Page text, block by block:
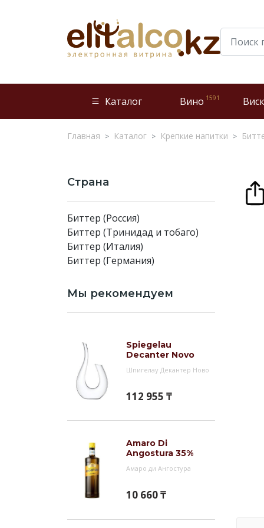
Каталог Вино 1591
Главная Каталог Крепкие напитки
Страна
Биттер (Россия)
Биттер (Тринидад и тобаго)
Биттер (Италия)
Биттер (Германия)
Мы рекомендуем
Spiegelau
Decanter Novo
Шпигелау Декантер Ново
112 955 ₸
Amaro Di
Angostura 35%
Амаро ди Ангостура
10 660 ₸